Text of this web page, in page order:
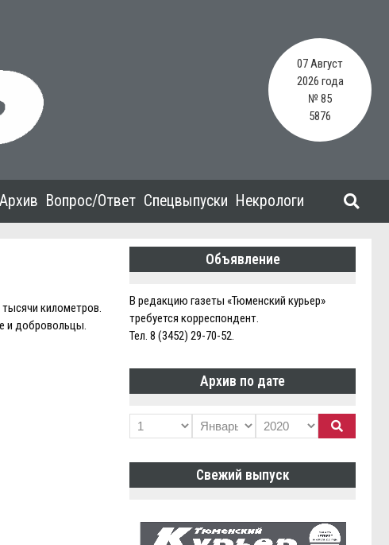
07 Август
2026 года
№ 85
5876
Архив Вопрос/Ответ Спецвыпуски Некрологи
километров.
и добровольцы.
Объявление
В редакцию газеты «Тюменский курьер»
требуется корреспондент.
Тел. 8 (3452) 29-70-52.
Архив по дате
Свежий выпуск